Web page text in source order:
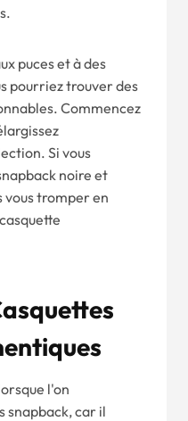
puces et à des
pourriez trouver des
Commencez
Si vous
noire et
vous tromper en
l'on
snapback, car il